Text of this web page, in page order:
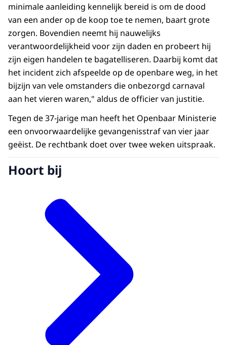
minimale aanleiding kennelijk bereid is om de dood
van een ander op de koop toe te nemen, baart grote
zorgen. Bovendien neemt hij nauwelijks
verantwoordelijkheid voor zijn daden en probeert hij
zijn eigen handelen te bagatelliseren. Daarbij komt dat
het incident zich afspeelde op de openbare weg, in het
bijzijn van vele omstanders die onbezorgd carnaval
aan het vieren waren," aldus de officier van justitie.
Tegen de 37-jarige man heeft het Openbaar Ministerie
een onvoorwaardelijke gevangenisstraf van vier jaar
geëist. De rechtbank doet over twee weken uitspraak.
Hoort bij